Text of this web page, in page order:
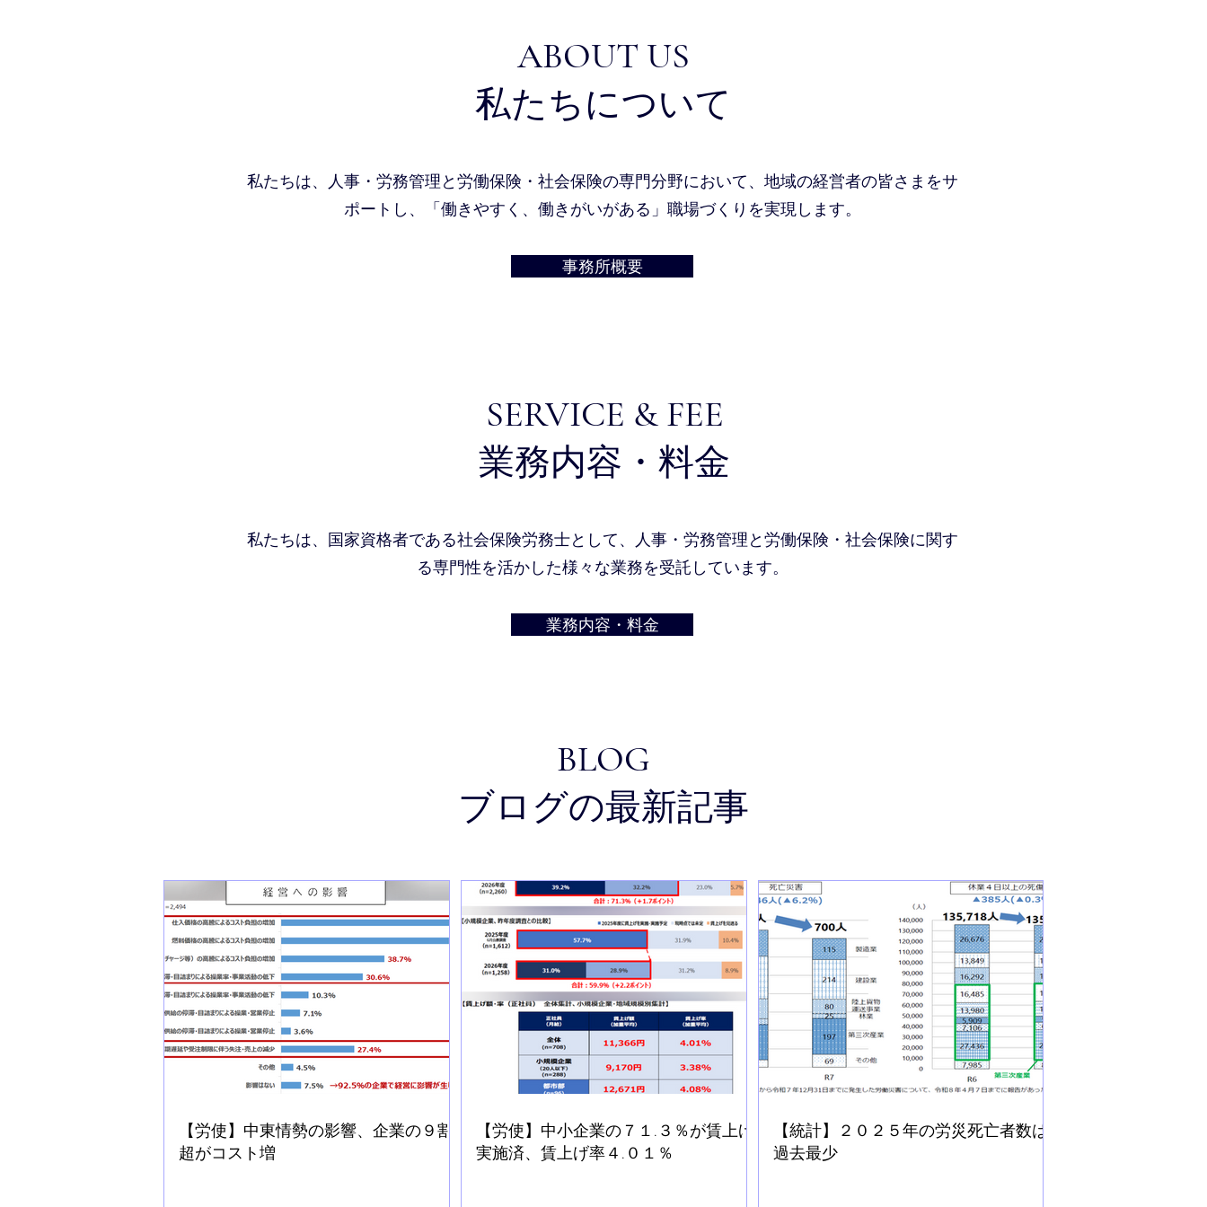
ABOUT US
私たちについて
私たちは、人事・労務管理と労働保険・社会保険の専門分野において、地域の経営者の皆さまをサ
ポートし、「働きやすく、働きがいがある」職場づくりを実現します。
事務所概要
SERVICE & FEE
業務内容・料金
私たちは、国家資格者である社会保険労務士として、人事・労務管理と労働保険・社会保険に関す
る専門性を活かした様々な業務を受託 しています。
業務内容・料金
BLOG
ブログの最新記事
【労使】中東情勢の影響、企業の９割
超がコスト増
【労使】中小企業の７１.３％が賃上げ
実施済、賃上げ率４.０１％
【統計】２０２５年の労災死亡者数は
過去最少